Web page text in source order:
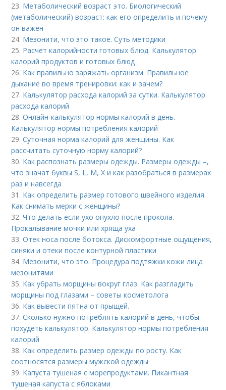
23. Метаболический возраст это. Биологический
(метаболический) возраст: как его определить и почему
он важен
24. Мезонити, что это такое. Суть методики
25. Расчет калорийности готовых блюд. Калькулятор
калорий продуктов и готовых блюд
26. Как правильно заряжать организм. Правильное
дыхание во время тренировки: как и зачем?
27. Калькулятор расхода калорий за сутки. Калькулятор
расхода калорий
28.Онлайн-калькулятор нормы калорий в день.
Калькулятор нормы потребления калорий
29.Суточная норма калорий для женщины. Как
рассчитать суточную норму калорий?
30. Как распознать размеры одежды. Размеры одежды –,
что значат буквы S, L, M, X и как разобраться в размерах
раз и навсегда
31. Как определить размер готового швейного изделия.
Как снимать мерки с женщины?
32.Что делать если ухо опухло после прокола.
Прокалывание мочки или хряща уха
33.Отек носа после ботокса. Дискомфортные ощущения,
синяки и отеки после контурной пластики
34. Мезонити, что это. Процедура подтяжки кожи лица
мезонитями
35. Как убрать морщины вокруг глаз. Как разгладить
морщины под глазами – советы косметолога
36. Как вывести пятна от прыщей.
37.Сколько нужно потреблять калорий в день, чтобы
похудеть калькулятор. Калькулятор нормы потребления
калорий
38. Как определить размер одежды по росту. Как
соотносятся размеры мужской одежды
39. Капуста тушеная с морепродуктами. Пикантная
тушеная капуста с яблоками